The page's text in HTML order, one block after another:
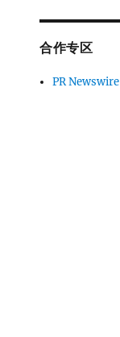
合作专区
PR Newswire